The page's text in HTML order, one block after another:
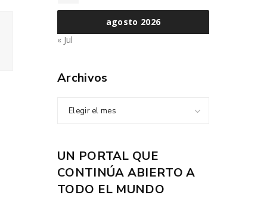
agosto 2026
« Jul
Archivos
Elegir el mes
UN PORTAL QUE
CONTINÚA ABIERTO A
TODO EL MUNDO